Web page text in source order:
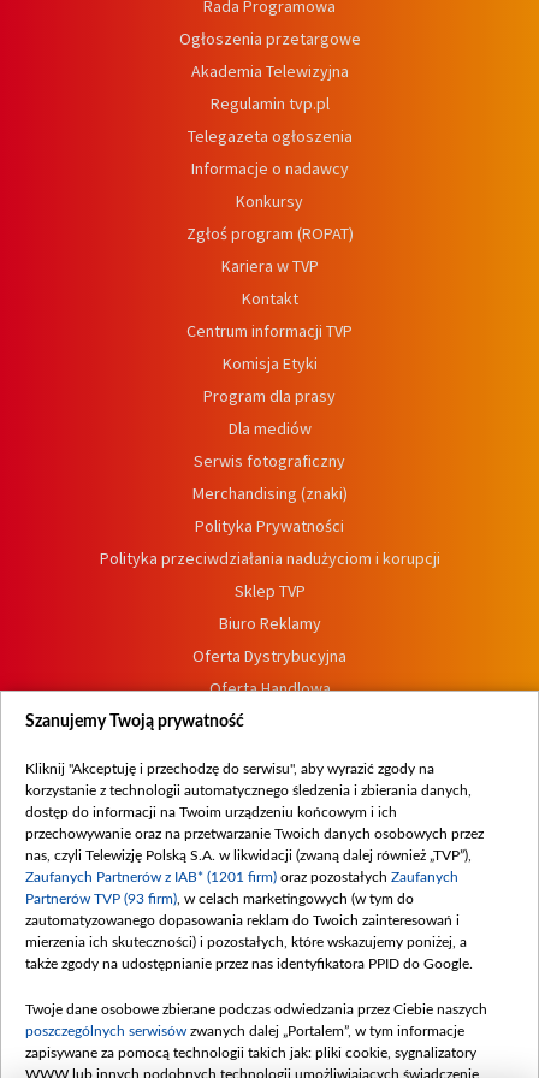
Rada Programowa
Ogłoszenia przetargowe
Akademia Telewizyjna
Regulamin tvp.pl
Telegazeta ogłoszenia
Informacje o nadawcy
Konkursy
Zgłoś program (ROPAT)
Kariera w TVP
Kontakt
Centrum informacji TVP
Komisja Etyki
Program dla prasy
Dla mediów
Serwis fotograficzny
Merchandising (znaki)
Polityka Prywatności
Polityka przeciwdziałania nadużyciom i korupcji
Sklep TVP
Biuro Reklamy
Oferta Dystrybucyjna
Oferta Handlowa
Dostępność
Procedura zgłoszeń wewnętrznych
Szanujemy Twoją prywatność
Kliknij "Akceptuję i przechodzę do serwisu", aby wyrazić zgody na
korzystanie z technologii automatycznego śledzenia i zbierania danych,
dostęp do informacji na Twoim urządzeniu końcowym i ich
przechowywanie oraz na przetwarzanie Twoich danych osobowych przez
nas, czyli Telewizję Polską S.A. w likwidacji (zwaną dalej również „TVP”),
Zaufanych Partnerów z IAB* (1201 firm) oraz pozostałych Zaufanych
Partnerów TVP (93 firm) , w celach marketingowych (w tym do
zautomatyzowanego dopasowania reklam do Twoich zainteresowań i
mierzenia ich skuteczności) i pozostałych, które wskazujemy poniżej, a
także zgody na udostępnianie przez nas identyfikatora PPID do Google.
Twoje dane osobowe zbierane podczas odwiedzania przez Ciebie naszych
poszczególnych serwisów zwanych dalej „Portalem”, w tym informacje
zapisywane za pomocą technologii takich jak: pliki cookie, sygnalizatory
WWW lub innych podobnych technologii umożliwiających świadczenie